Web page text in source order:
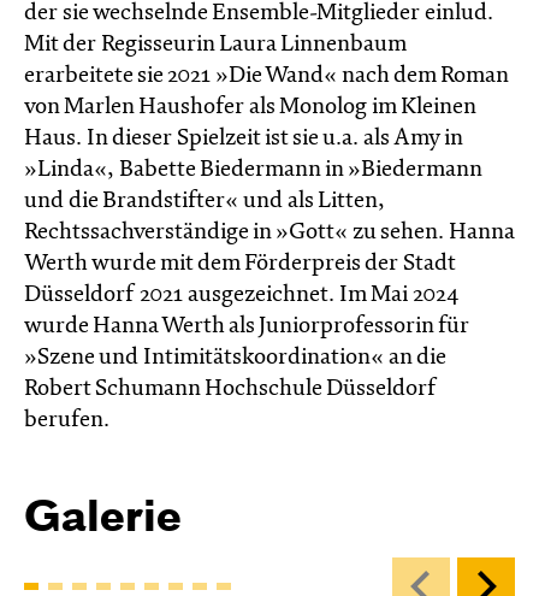
der sie wechselnde Ensemble-Mitglieder einlud.
Mit der Regisseurin Laura Linnenbaum
erarbeitete sie 2021 »Die Wand« nach dem Roman
von Marlen Haushofer als Monolog im Kleinen
Haus. In dieser Spielzeit ist sie u.a. als Amy in
»Linda«, Babette Biedermann in »Biedermann
und die Brandstifter« und als Litten,
Rechtssachverständige in »Gott« zu sehen. Hanna
Werth wurde mit dem Förderpreis der Stadt
Düsseldorf 2021 ausgezeichnet. Im Mai 2024
wurde Hanna Werth als Juniorprofessorin für
»Szene und Intimitätskoordination« an die
Robert Schumann Hochschule Düsseldorf
berufen.
Galerie